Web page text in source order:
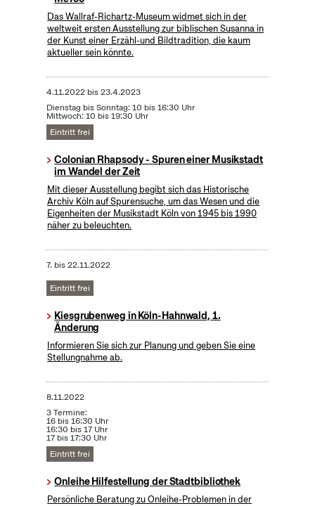
Das Wallraf-Richartz-Museum widmet sich in der
weltweit ersten Ausstellung zur biblischen Susanna in
der Kunst einer Erzähl-und Bildtradition, die kaum
aktueller sein könnte.
4.11.2022bis23.4.2023
Dienstag bis Sonntag: 10 bis 16:30 Uhr
Mittwoch: 10 bis 19:30 Uhr
Eintritt frei
Colonian Rhapsody - Spuren einer Musikstadt
im Wandel der Zeit
Mit dieser Ausstellung begibt sich das Historische
Archiv Köln auf Spurensuche, um das Wesen und die
Eigenheiten der Musikstadt Köln von 1945 bis 1990
näher zu beleuchten.
7. bis22.11.2022
Eintritt frei
Kiesgrubenweg in Köln-Hahnwald, 1.
Änderung
Informieren Sie sich zur Planung und geben Sie eine
Stellungnahme ab.
8.11.2022
3 Termine:
16 bis 16:30 Uhr
16:30 bis 17 Uhr
17 bis 17:30 Uhr
Eintritt frei
Onleihe Hilfestellung der Stadtbibliothek
Persönliche Beratung zu Onleihe-Problemen in der